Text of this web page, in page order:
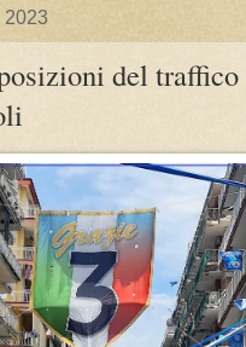
2023
del traffico